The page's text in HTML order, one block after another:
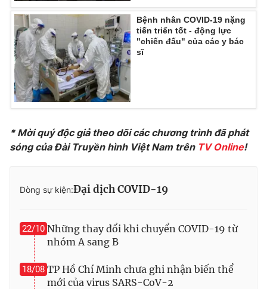
Tổng đài VTV:024.38 355 931 - 024.38 355 932
Ðiện thoại Thời báo VTV:024.66 897 897
Email:toasoan@vtv.vn
Liên hệ quảng cáo:024-7300.7108
® Cấm sao chép dưới mọi hình thức nếu không có sự chấp
thuận bằng văn bản. Ghi rõ nguồn VTV.vn khi phát hành lại
thông tin từ website này.
Bệnh nhân COVID-19 nặng
tiến triển tốt - động lực
"chiến đấu" của các y bác
sĩ
* Mời quý độc giả theo dõi các chương trình đã phát
sóng của Đài Truyền hình Việt Nam trên TV Online!
Dòng sự kiện:Đại dịch COVID-19
22/10 Những thay đổi khi chuyển COVID-19 từ
nhóm A sang B
18/08 TP Hồ Chí Minh chưa ghi nhận biến thể
mới của virus SARS-CoV-2